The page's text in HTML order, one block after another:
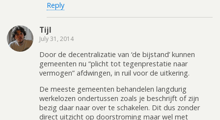
Reply
Tijl
July 31, 2014
Door de decentralizatie van ‘de bijstand’ kunnen
gemeenten nu “plicht tot tegenprestatie naar
vermogen” afdwingen, in ruil voor de uitkering.
De meeste gemeenten behandelen langdurig
werkelozen ondertussen zoals je beschrijft of zijn
bezig daar naar over te schakelen. Dit dus zonder
direct uitzicht op doorstroming maar wel met